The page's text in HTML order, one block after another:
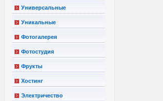
Универсальные
Уникальные
Фотогалерея
Фотостудия
Фрукты
Хостинг
Электричество